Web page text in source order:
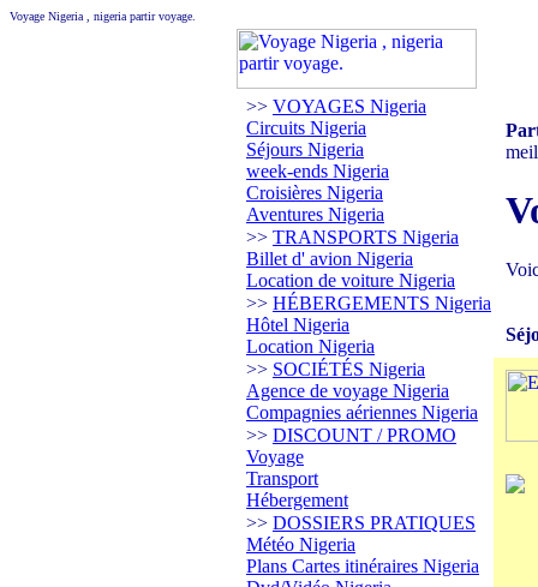
Voyage Nigeria , nigeria partir voyage.
>> VOYAGES Nigeria
Circuits Nigeria
Séjours Nigeria
week-ends Nigeria
Croisières Nigeria
Aventures Nigeria
>> TRANSPORTS Nigeria
Billet d' avion Nigeria
Location de voiture Nigeria
>> HÉBERGEMENTS Nigeria
Hôtel Nigeria
Location Nigeria
>> SOCIÉTÉS Nigeria
Agence de voyage Nigeria
Compagnies aériennes Nigeria
>> DISCOUNT / PROMO
Voyage
Transport
Hébergement
>> DOSSIERS PRATIQUES
Météo Nigeria
Plans Cartes itinéraires Nigeria